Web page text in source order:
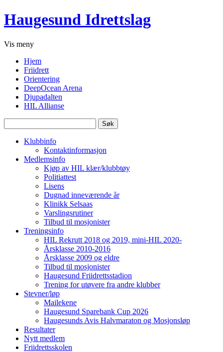
Haugesund Idrettslag
Vis meny
Hjem
Friidrett
Orientering
DeepOcean Arena
Djupadalten
HIL Allianse
etter:
Klubbinfo
Kontaktinformasjon
Medlemsinfo
Kjøp av HIL klær/klubbtøy
Politiattest
Lisens
Dugnad inneværende år
Klinikk Selsaas
Varslingsrutiner
Tilbud til mosjonister
Treningsinfo
HIL Rekrutt 2018 og 2019, mini-HIL 2020-
Årsklasse 2010-2016
Årsklasse 2009 og eldre
Tilbud til mosjonister
Haugesund Friidrettsstadion
Trening for utøvere fra andre klubber
Stevner/løp
Mailekene
Haugesund Sparebank Cup 2026
Haugesunds Avis Halvmaraton og Mosjonsløp
Resultater
Nytt medlem
Friidrettsskolen